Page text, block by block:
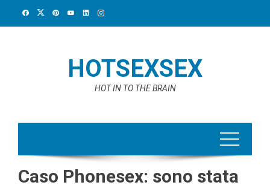
HOTSEXSEX
HOT IN TO THE BRAIN
Caso Phonesex: sono stata